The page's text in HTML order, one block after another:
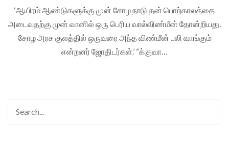
‘ஆயிரம் ஆண்டுகளுக்கு முன் சோழ நாடு தன் பொற்காலத்தை
அடைவதற்கு முன் வானில் ஒரு பெரிய வால்விண்மீன் தோன்றியது.
சோழ அரச குலத்தில் ஒருவரை அந்த விண்மீன் பலி வாங்கும்
என்றனர் ஜோதிடர்கள்.’ “க்குவா…